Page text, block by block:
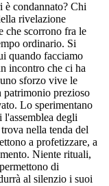
condannato? Chi
rivelazione
che scorrono fra le
ordinario. Si
quando facciamo
incontro che ci ha
sforzo vive le
patrimonio prezioso
Lo sperimentano
degli
nella tenda del
a profetizzare, a
Niente rituali,
di
al silenzio i suoi